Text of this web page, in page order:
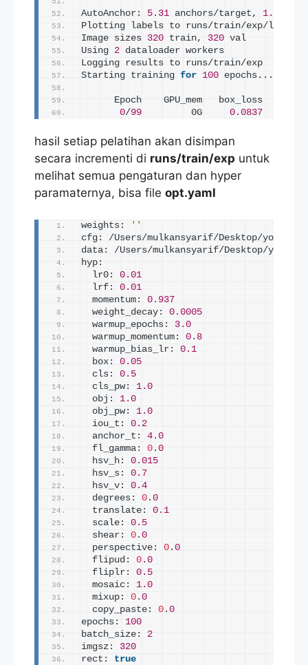
AutoAnchor: 5.31 anchors/target, 1.000
Plotting labels to runs/train/exp/labels.
Image sizes 320 train, 320 val
Using 2 dataloader workers
Logging results to runs/train/exp
Starting training for 100 epochs...
Epoch    GPU_mem   box_loss
0/99
         0G
0.0837
hasil setiap pelatihan akan disimpan
secara incrementi di runs/train/exp untuk
melihat semua pengaturan dan hyper
paramaternya, bisa file opt.yaml
weights:
''
cfg: /Users/mulkansyarif/Desktop/yolov5/
data: /Users/mulkansyarif/Desktop/
hyp:
  lr0:
0.01
  lrf:
0.01
  momentum:
0.937
  weight_decay:
0.0005
  warmup_epochs:
3.0
  warmup_momentum:
0.8
  warmup_bias_lr:
0.1
  box:
0.05
  cls:
0.5
  cls_pw:
1.0
  obj:
1.0
  obj_pw:
1.0
  iou_t:
0.2
  anchor_t:
4.0
  fl_gamma:
0 . 0
  hsv_h:
0.015
  hsv_s:
0.7
  hsv_v:
0.4
  degrees:
0 . 0
  translate:
0.1
  scale:
0.5
  shear:
0 . 0
  perspective:
0 . 0
  flipud:
0 . 0
  fliplr:
0.5
  mosaic:
1.0
  mixup:
0 . 0
  copy_paste:
0 . 0
epochs: 100
batch_size: 2
imgsz: 320
rect: true